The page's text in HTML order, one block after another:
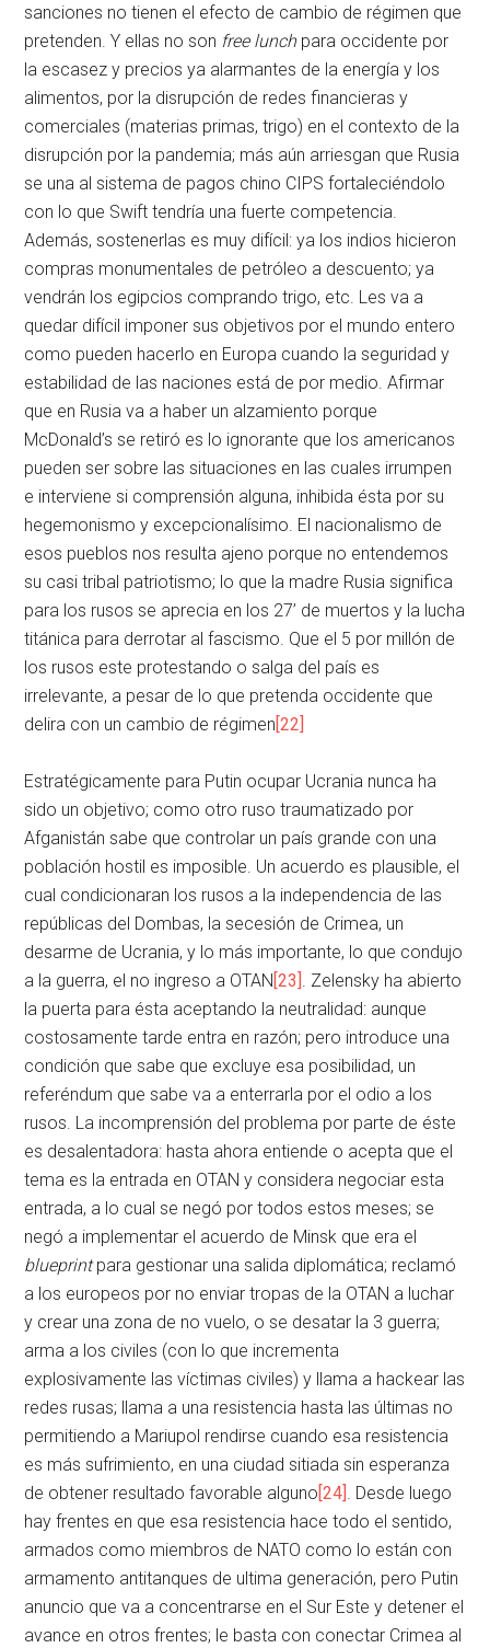
sanciones no tienen el efecto de cambio de régimen que
pretenden. Y ellas no son free lunchpara occidente por
la escasez y precios ya alarmantes de la energía y los
alimentos, por la disrupción de redes financieras y
comerciales (materias primas, trigo) en el contexto de la
disrupción por la pandemia; más aún arriesgan que Rusia
se una al sistema de pagos chino CIPS fortaleciéndolo
con lo que Swift tendría una fuerte competencia.
Además, sostenerlas es muy difícil: ya los indios hicieron
compras monumentales de petróleo a descuento; ya
vendrán los egipcios comprando trigo, etc. Les va a
quedar difícil imponer sus objetivos por el mundo entero
como pueden hacerlo en Europa cuando la seguridad y
estabilidad de las naciones está de por medio. Afirmar
que en Rusia va a haber un alzamiento porque
McDonald’s se retiró es lo ignorante que los americanos
pueden ser sobre las situaciones en las cuales irrumpen
e interviene si comprensión alguna, inhibida ésta por su
hegemonismo y excepcionalísimo. El nacionalismo de
esos pueblos nos resulta ajeno porque no entendemos
su casi tribal patriotismo; lo que la madre Rusia significa
para los rusos se aprecia en los 27’ de muertos y la lucha
titánica para derrotar al fascismo. Que el 5 por millón de
los rusos este protestando o salga del país es
irrelevante, a pesar de lo que pretenda occidente que
delira con un cambio de régimen[22]
Estratégicamente para Putin ocupar Ucrania nunca ha
sido un objetivo; como otro ruso traumatizado por
Afganistán sabe que controlar un país grande con una
población hostil es imposible. Un acuerdo es plausible, el
cual condicionaran los rusos a la independencia de las
repúblicas del Dombas, la secesión de Crimea, un
desarme de Ucrania, y lo más importante, lo que condujo
a la guerra, el no ingreso a OTAN[23] . Zelensky ha abierto
la puerta para ésta aceptando la neutralidad: aunque
costosamente tarde entra en razón; pero introduce una
condición que sabe que excluye esa posibilidad, un
referéndum que sabe va a enterrarla por el odio a los
rusos. La incomprensión del problema por parte de éste
es desalentadora: hasta ahora entiende o acepta que el
tema es la entrada en OTAN y considera negociar esta
entrada, a lo cual se negó por todos estos meses; se
negó a implementar el acuerdo de Minsk que era el
blueprintpara gestionar una salida diplomática; reclamó
a los europeos por no enviar tropas de la OTAN a luchar
y crear una zona de no vuelo, o se desatar la 3 guerra;
arma a los civiles (con lo que incrementa
explosivamente las víctimas civiles) y llama a hackear las
redes rusas; llama a una resistencia hasta las últimas no
permitiendo a Mariupol rendirse cuando esa resistencia
es más sufrimiento, en una ciudad sitiada sin esperanza
de obtener resultado favorable alguno[24] . Desde luego
hay frentes en que esa resistencia hace todo el sentido,
armados como miembros de NATO como lo están con
armamento antitanques de ultima generación, pero Putin
anuncio que va a concentrarse en el Sur Este y detener el
avance en otros frentes; le basta con conectar Crimea al